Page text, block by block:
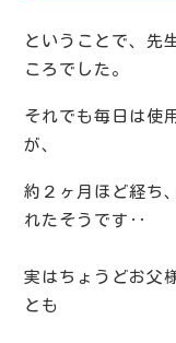
ということで、先
ころでした。
それでも毎日は使
が、
約２ヶ月ほど経ち
れたそうです‥
実はちょうどお父
とも